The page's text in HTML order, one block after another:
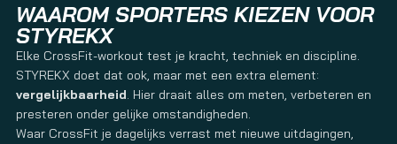
WAAROM SPORTERS KIEZEN VOOR
STYREKX
Elke CrossFit-workout test je kracht, techniek en discipline.
STYREKX doet dat ook, maar met een extra element:
vergelijkbaarheid. Hier draait alles om meten, verbeteren en
presteren onder gelijke omstandigheden.
Waar CrossFit je dagelijks verrast met nieuwe uitdagingen,